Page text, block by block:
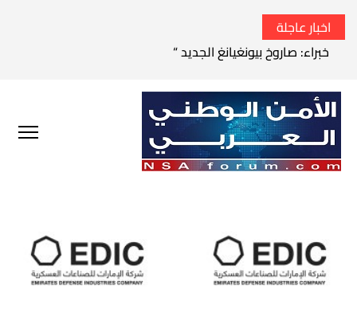
اخبار عاجلة
خبراء: صاروخ بيونغيانغ الجديد “ليس باليستيا”